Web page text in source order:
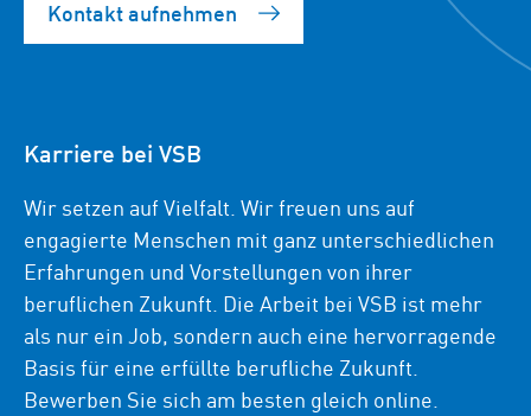
Kontakt aufnehmen
Karriere bei VSB
Wir setzen auf Vielfalt. Wir freuen uns auf
engagierte Menschen mit ganz unterschiedlichen
Erfahrungen und Vorstellungen von ihrer
beruflichen Zukunft. Die Arbeit bei VSB ist mehr
als nur ein Job, sondern auch eine hervorragende
Basis für eine erfüllte berufliche Zukunft.
Bewerben Sie sich am besten gleich online.